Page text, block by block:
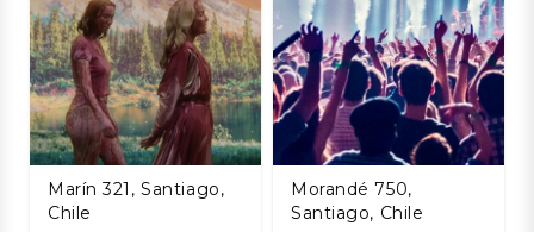
Marín 321, Santiago,
Chile
Morandé 750,
Santiago, Chile